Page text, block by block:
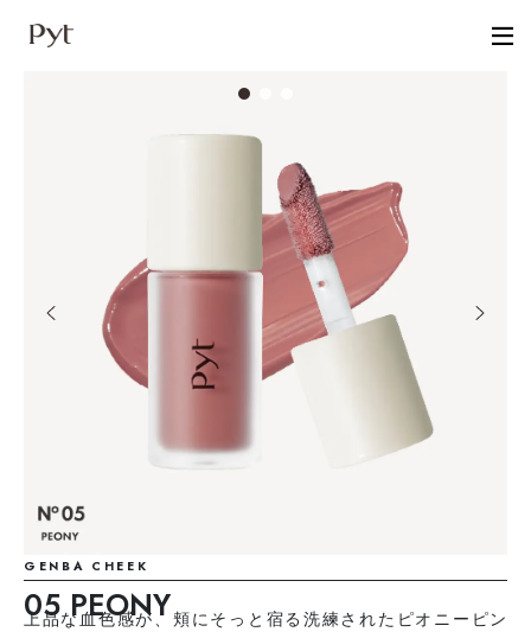
GENBA CHEEK
05 PEONY
上品な血色感が、頬にそっと宿る洗練されたピオニーピン